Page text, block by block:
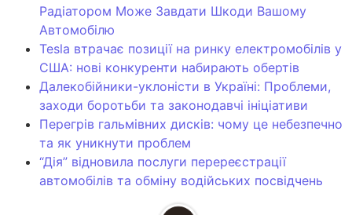
Радіатором Може Завдати Шкоди Вашому
Автомобілю
Tesla втрачає позиції на ринку електромобілів у
США: нові конкуренти набирають обертів
Далекобійники-уклоністи в Україні: Проблеми,
заходи боротьби та законодавчі ініціативи
Перегрів гальмівних дисків: чому це небезпечно
та як уникнути проблем
“Дія” відновила послуги перереєстрації
автомобілів та обміну водійських посвідчень